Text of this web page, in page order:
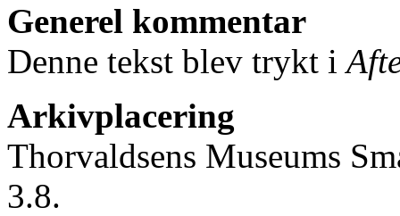
Generel kommentar
Denne tekst blev trykt i
Arkivplacering
Thorvaldsens Museums
3.8.